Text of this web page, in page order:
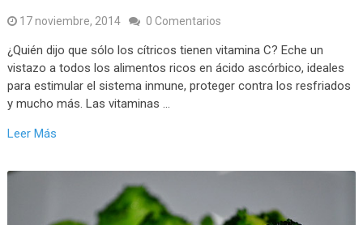
17 noviembre, 2014 0 Comentarios
¿Quién dijo que sólo los cítricos tienen vitamina C? Eche un
vistazo a todos los alimentos ricos en ácido ascórbico, ideales
para estimular el sistema inmune, proteger contra los resfriados
y mucho más. Las vitaminas …
Leer Más